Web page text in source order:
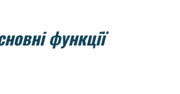
функції